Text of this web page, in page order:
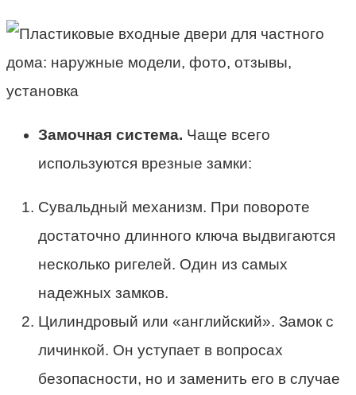
Замочная система. Чаще всего
используются врезные замки:
Сувальдный механизм. При повороте
достаточно длинного ключа выдвигаются
несколько ригелей. Один из самых
надежных замков.
Цилиндровый или «английский». Замок с
личинкой. Он уступает в вопросах
безопасности, но и заменить его в случае